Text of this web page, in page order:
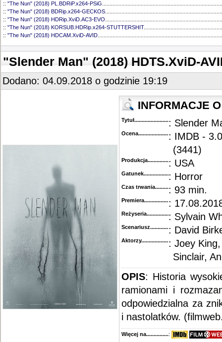
:: "The Nun" (2018) PL.BDRiP.x264-PSiG
:: "The Nun" (2018) BDRip.x264-GECKOS
:: "The Nun" (2018) HDRip.XviD.AC3-EVO
:: "The Nun" (2018) KORSUB.HDRip.x264-STUTTERSHIT
:: "The Nun" (2018) HDCAM.XviD-AVID
"Slender Man" (2018) HDTS.XviD-
Dodano: 04.09.2018 o godzinie 19:19
INFORMACJE
Tytuł............................................
: Slender
Ocena.............................................
: IMDB -
(3441)
Produkcja.........................................
: USA
Gatunek...........................................
: Horror
Czas trwania......................................
: 93 min.
Premiera..........................................
:
Reżyseria........................................
: Sylvain
Scenariusz........................................
: David
Aktorzy...........................................
: Joey
Sinclair,
OPIS: Historia
ramionami i
odpowiedzialna za
i nastolatków.
Więcej na........................................
: